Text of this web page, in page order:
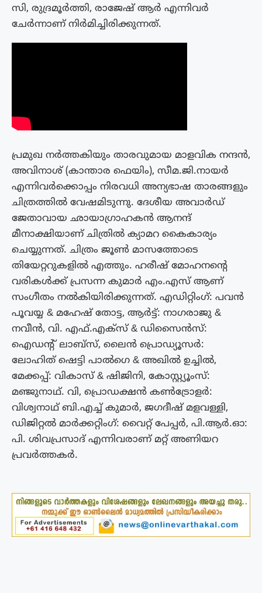
സി, രുദ്രമൂർത്തി, രാജേഷ് ആർ എന്നിവർ
ചേർന്നാണ് നിർമിച്ചിരിക്കുന്നത്.
പ്രമുഖ നർത്തകിയും താരവുമായ മാളവിക നന്ദൻ,
അവിനാശ് (കാന്താര ഫെയിം), സീമ.ജി.നായർ
എന്നിവർക്കൊപ്പം നിരവധി അന്യഭാഷ താരങ്ങളും
ചിത്രത്തിൽ വേഷമിടുന്നു. ദേശീയ അവാർഡ്
ജേതാവായ ഛായാഗ്രാഹകൻ ആനന്ദ്
മീനാക്ഷിയാണ് ചിത്രിൽ ക്യാമറ കൈകാര്യം
ചെയ്യുന്നത്. ചിത്രം ജൂൺ മാസത്തോടെ
തിയേറ്ററുകളിൽ എത്തും. ഹരീഷ് മോഹനൻ്റെ
വരികൾക്ക് പ്രസന്ന കുമാർ എം.എസ് ആണ്
സംഗീതം നൽകിയിരിക്കുന്നത്. എഡിറ്റിംഗ്: പവൻ
പൂവയ്യ & മഹേഷ് തോട്ട, ആർട്ട്: നാഗരാജു &
നവീൻ, വി. എഫ്.എക്സ് & ഡിസൈൻസ്:
ഐഡൻ്റ് ലാബ്സ്, ലൈൻ പ്രൊഡ്യൂസർ:
ലോഹിത് ഷെട്ടി പാൽഗെ & അഖിൽ ഉച്ചിൽ,
മേക്കപ്പ്: വികാസ് & ഷിജിനി, കോസ്റ്റ്യൂംസ്:
മഞ്ജുനാഥ്. വി, പ്രൊഡക്ഷൻ കൺട്രോളർ:
വിശ്വനാഥ് ബി.എച്ച് കുമാർ, ജഗദീഷ് മളവള്ളി,
ഡിജിറ്റൽ മാർക്കറ്റിംഗ്: വൈറ്റ് പേപ്പർ, പി.ആർ.ഓ:
പി. ശിവപ്രസാദ് എന്നിവരാണ് മറ്റ് അണിയറ
പ്രവർത്തകർ.